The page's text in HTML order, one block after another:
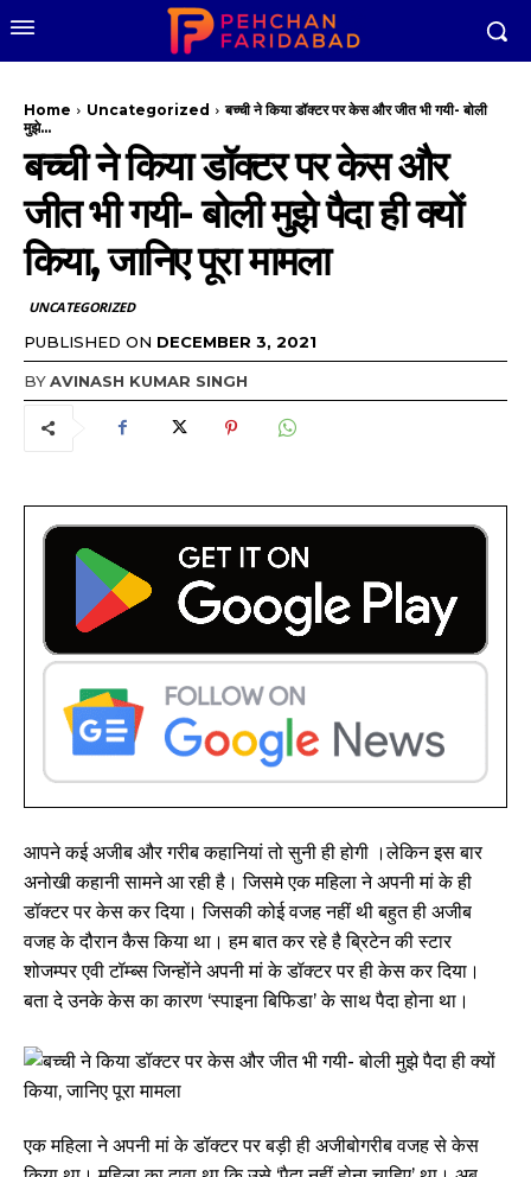
Home Uncategorized
बच्ची ने किया डॉक्टर पर केस और जीत भी गयी- बोली
मुझे...
बच्ची ने किया डॉक्टर पर केस और
जीत भी गयी- बोली मुझे पैदा ही क्यों
किया, जानिए पूरा मामला
UNCATEGORIZED
PUBLISHED ON DECEMBER 3, 2021
BYAVINASH KUMAR SINGH
आपने कई अजीब और गरीब कहानियां तो सुनी ही होगी ।लेकिन इस बार
अनोखी कहानी सामने आ रही है। जिसमे एक महिला ने अपनी मां के ही
डॉक्टर पर केस कर दिया। जिसकी कोई वजह नहीं थी बहुत ही अजीब
वजह के दौरान कैस किया था। हम बात कर रहे है ब्रिटेन की स्टार
शोजम्पर एवी टॉम्ब्स जिन्होंने अपनी मां के डॉक्टर पर ही केस कर दिया।
बता दे उनके केस का कारण ‘स्पाइना बिफिडा’ के साथ पैदा होना था।
एक महिला ने अपनी मां के डॉक्टर पर बड़ी ही अजीबोगरीब वजह से केस